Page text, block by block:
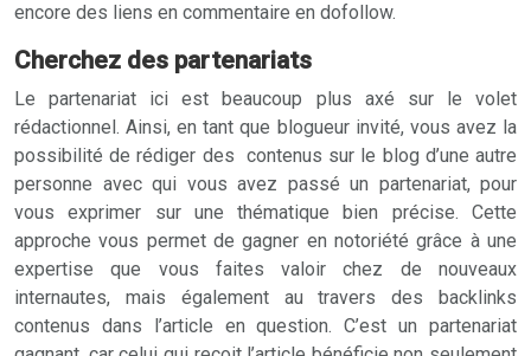
encore des liens en commentaire en dofollow.
Cherchez des partenariats
Le partenariat ici est beaucoup plus axé sur le volet
rédactionnel. Ainsi, en tant que blogueur invité, vous avez la
possibilité de rédiger des contenus sur le blog d’une autre
personne avec qui vous avez passé un partenariat, pour
vous exprimer sur une thématique bien précise. Cette
approche vous permet de gagner en notoriété grâce à une
expertise que vous faites valoir chez de nouveaux
internautes, mais également au travers des backlinks
contenus dans l’article en question. C’est un partenariat